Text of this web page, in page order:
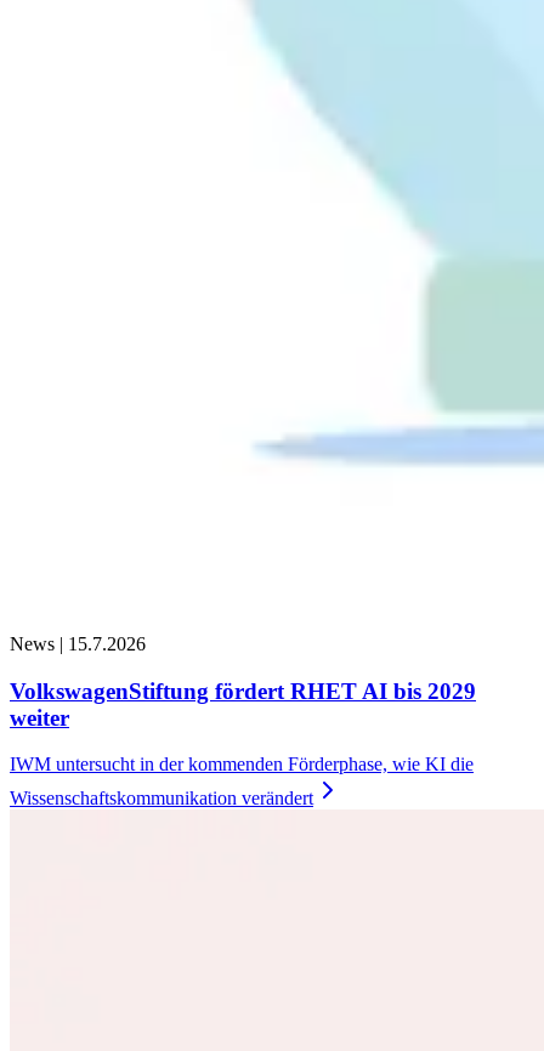
News | 15.7.2026
VolkswagenStiftung fördert RHET AI bis 2029
weiter
IWM untersucht in der kommenden Förderphase, wie KI die
Wissenschaftskommunikation verändert